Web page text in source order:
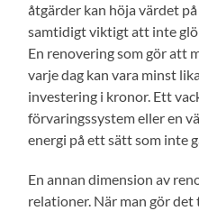
åtgärder kan höja värdet
samtidigt viktigt att inte
En renovering som gör att
varje dag kan vara minst
investering i kronor. Ett
förvaringssystem eller en
energi på ett sätt som inte
En annan dimension av
relationer. När man gör